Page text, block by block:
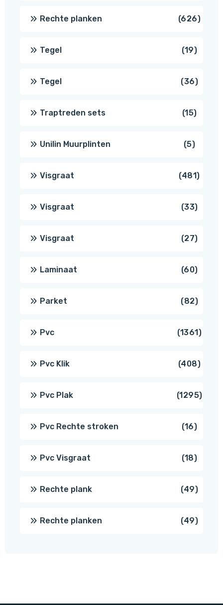
Rechte planken 626626
Tegel 1919
Tegel 3636
Traptreden sets 1515
Unilin Muurplinten 55
Visgraat 481481
Visgraat 3333
Visgraat 2727
Laminaat 6060
Parket 8282
Pvc 13611361
Pvc Klik 408408
Pvc Plak 12951295
Pvc Rechte stroken 1616
Pvc Visgraat 1818
Rechte plank 4949
Rechte planken 4949